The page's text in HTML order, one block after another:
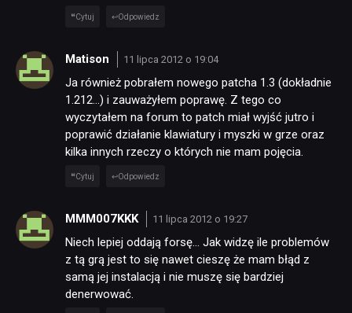
Cytuj Odpowiedz
Matison 11 lipca 2012 o 19:04
Ja również pobrałem nowego patcha 1.3 (dokładnie
1.212…) i zauważyłem poprawę. Z tego co
wyczytałem na forum to patch miał wyjść jutro i
poprawić działanie klawiatury i myszki w grze oraz
kilka innych rzeczy o których nie mam pojęcia.
Cytuj Odpowiedz
MMM007KKK 11 lipca 2012 o 19:27
Niech lepiej oddają forsę… Jak widzę ile problemów
z tą grą jest to się nawet cieszę że mam błąd z
samą jej instalacją i nie muszę się bardziej
denerwować.